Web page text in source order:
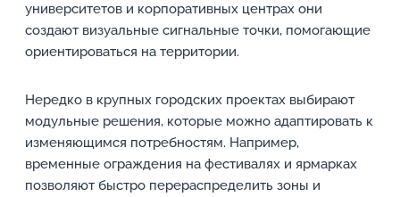
университетов и корпоративных центрах они
создают визуальные сигнальные точки, помогающие
ориентироваться на территории.
Нередко в крупных городских проектах выбирают
модульные решения, которые можно адаптировать к
изменяющимся потребностям. Например,
временные ограждения на фестивалях и ярмарках
позволяют быстро перераспределить зоны и